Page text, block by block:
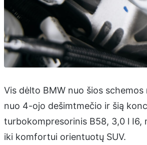
Vis dėlto BMW nuo šios
nuo 4-ojo dešimtmečio ir šią
turbokompresorinis B58, 3,0 l I6,
iki komfortui orientuotų SUV.